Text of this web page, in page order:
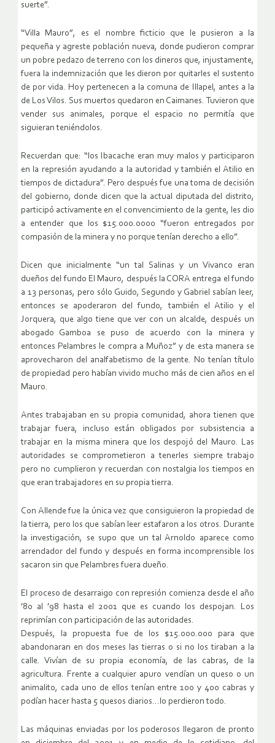
suerte”.
“Villa Mauro”, es el nombre ficticio que le pusieron a la
pequeña y agreste población nueva, donde pudieron comprar
un pobre pedazo de terreno con los dineros que, injustamente,
fuera la indemnización que les dieron por quitarles el sustento
de por vida. Hoy pertenecen a la comuna de Illapel, antes a la
de Los Vilos. Sus muertos quedaron en Caimanes. Tuvieron que
vender sus animales, porque el espacio no permitía que
siguieran teniéndolos.
Recuerdan que: “los Ibacache eran muy malos y participaron
en la represión ayudando a la autoridad y también el Atilio en
tiempos de dictadura”. Pero después fue una toma de decisión
del gobierno, donde dicen que la actual diputada del distrito,
participó activamente en el convencimiento de la gente, les dio
a entender que los $15.000.0000 “fueron entregados por
compasión de la minera y no porque tenían derecho a ello”.
Dicen que inicialmente “un tal Salinas y un Vivanco eran
dueños del fundo El Mauro, después la CORA entrega el fundo
a 13 personas, pero sólo Guido, Segundo y Gabriel sabían leer,
entonces se apoderaron del fundo, también el Atilio y el
Jorquera, que algo tiene que ver con un alcalde, después un
abogado Gamboa se puso de acuerdo con la minera y
entonces Pelambres le compra a Muñoz” y de esta manera se
aprovecharon del analfabetismo de la gente. No tenían título
de propiedad pero habían vivido mucho más de cien años en el
Mauro.
Antes trabajaban en su propia comunidad, ahora tienen que
trabajar fuera, incluso están obligados por subsistencia a
trabajar en la misma minera que los despojó del Mauro. Las
autoridades se comprometieron a tenerles siempre trabajo
pero no cumplieron y recuerdan con nostalgia los tiempos en
que eran trabajadores en su propia tierra.
Con Allende fue la única vez que consiguieron la propiedad de
la tierra, pero los que sabían leer estafaron a los otros. Durante
la investigación, se supo que un tal Arnoldo aparece como
arrendador del fundo y después en forma incomprensible los
sacaron sin que Pelambres fuera dueño.
El proceso de desarraigo con represión comienza desde el año
’80 al ’98 hasta el 2001 que es cuando los despojan. Los
reprimían con participación de las autoridades.
Después, la propuesta fue de los $15.000.000 para que
abandonaran en dos meses las tierras o si no los tiraban a la
calle. Vivían de su propia economía, de las cabras, de la
agricultura. Frente a cualquier apuro vendían un queso o un
animalito, cada uno de ellos tenían entre 100 y 400 cabras y
podían hacer hasta 5 quesos diarios…lo perdieron todo.
Las máquinas enviadas por los poderosos llegaron de pronto